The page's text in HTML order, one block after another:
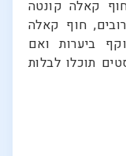
קאלה קונטה
חוף קאלה
ביערות ואם
תוכלו לבלות